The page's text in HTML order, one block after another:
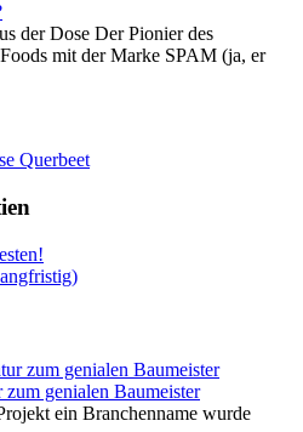
der Dose Der Pionier des
mit der Marke SPAM (ja, er
Querbeet
genialen Baumeister
ein Branchenname wurde